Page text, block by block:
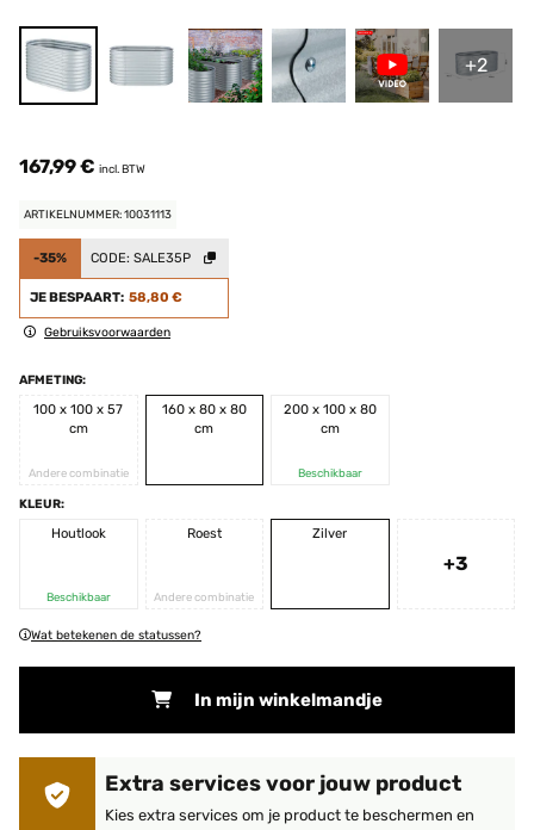
+2
167,99 € incl. BTW
ARTIKELNUMMER: 10031113
-35% CODE: SALE35P
JE BESPAART: 58,80 €
Gebruiksvoorwaarden
AFMETING:
100 x 100 x 57
cm
Andere combinatie
160 x 80 x 80
cm
200 x 100 x 80
cm
Beschikbaar
KLEUR:
Houtlook
Beschikbaar
Roest
Andere combinatie
Zilver
+3
Wat betekenen de statussen?
In mijn winkelmandje
Extra services voor jouw product
Kies extra services om je product te beschermen en